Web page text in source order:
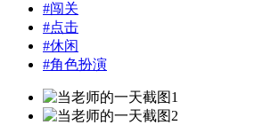
#闯关
#点击
#休闲
#角色扮演